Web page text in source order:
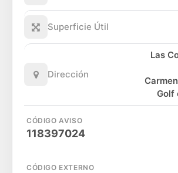
Superficie Útil
Dirección
Las
Golf
CÓDIGO AVISO
118397024
CÓDIGO EXTERNO